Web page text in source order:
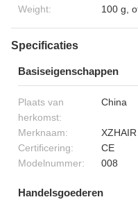
Weight: 100 g,
Specificaties
Basiseigenschappen
Plaats van
herkomst:
China
Merknaam:
XZHAIR
Certificering:
CE
Modelnummer:
008
Handelsgoederen